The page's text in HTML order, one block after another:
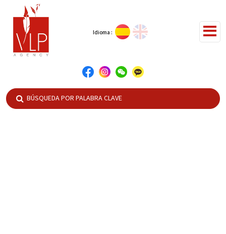
Idioma :